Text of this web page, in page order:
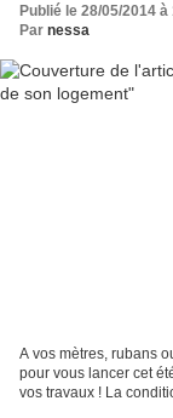
Publié le 28/05/2014 à
Par nessa
A vos mètres, rubans
pour vous lancer cet
vos travaux ! La